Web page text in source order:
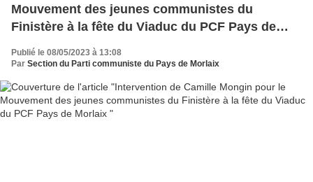
Mouvement des jeunes communistes du
Finistère à la fête du Viaduc du PCF Pays de
Publié le 08/05/2023 à 13:08
Par Section du Parti communiste du Pays de Morlaix